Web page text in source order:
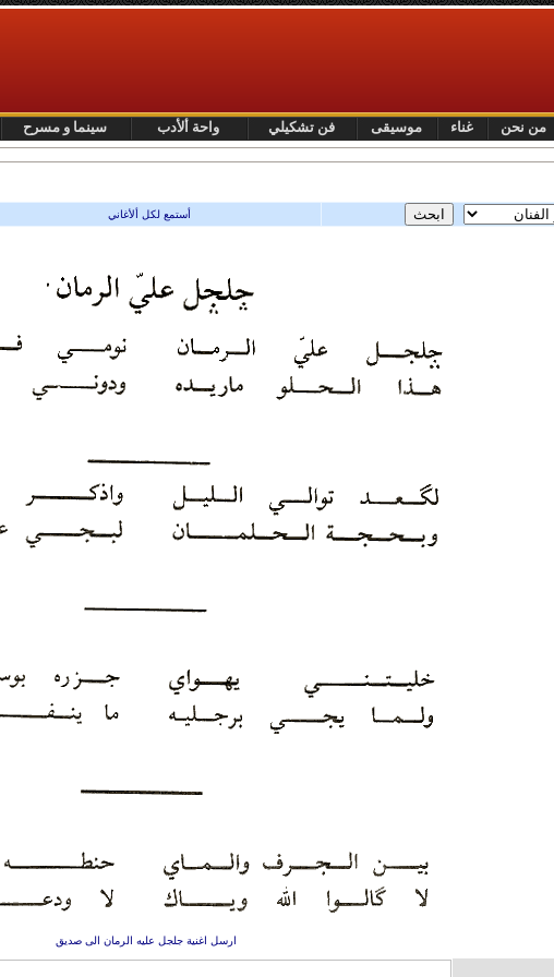
سينما و مسرح واحة ألأدب فن تشكيلي موسيقى غناء من نحن
أستمع لكل ألأغاني
ارسل اغنية جلجل عليه الرمان الى صديق